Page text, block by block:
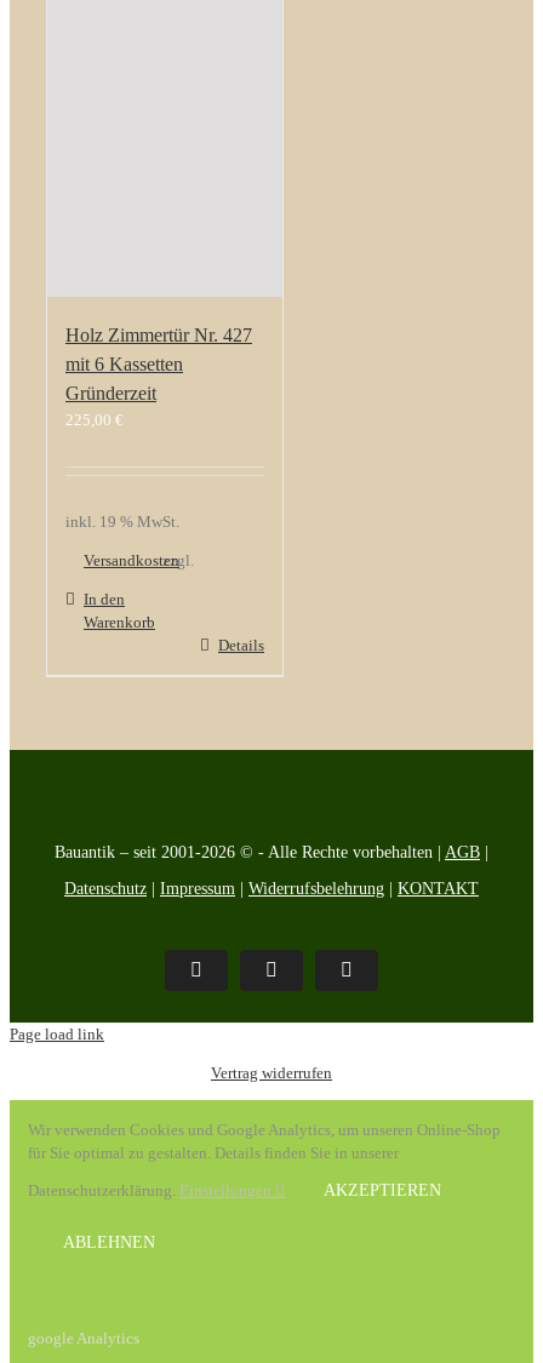
Holz Zimmertür Nr. 427
mit 6 Kassetten
Gründerzeit
225,00 €
inkl. 19 % MwSt.
zzgl.
Versandkosten
In den
Warenkorb
Details
Bauantik – seit 2001-2026 © - Alle Rechte vorbehalten | AGB
Datenschutz
Impressum Widerrufsbelehrung KONTAKT
Pinterest FacebookInstagram
Page load link
Vertrag widerrufen
Wir verwenden Cookies und Google Analytics, um unseren Online-Shop
für Sie optimal zu gestalten. Details finden Sie in unserer
Datenschutzerklärung. Einstellungen AKZEPTIEREN
ABLEHNEN
google Analytics